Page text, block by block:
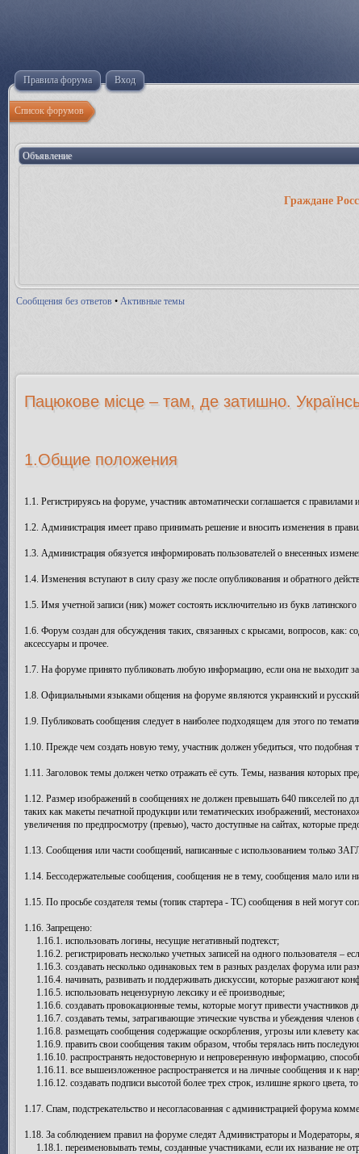
Правила форума Вход
Список форумов
Объявление
Граждане
Сообщения без ответов • Активные темы
Пацюкове місце – там, де затишно.
1.Общие положения
1.1. Регистрируясь на форуме, участник автоматически соглашается с правилами
1.2. Администрация имеет право принимать решение и вносить изменения в
1.3. Администрация обязуется информировать пользователей о внесенных
1.4. Изменения вступают в силу сразу же после опубликования и обратного
1.5. Имя учетной записи (ник) может состоять исключительно из букв
1.6. Форум создан для обсуждения таких, связанных с крысами, вопросов, как:
аксессуары и прочее.
1.7. На форуме принято публиковать любую информацию, если она не выходит
1.8. Официальными языками общения на форуме являются украинский и
1.9. Публиковать сообщения следует в наиболее подходящем для этого по
1.10. Прежде чем создать новую тему, участник должен убедиться, что подобная
1.11. Заголовок темы должен четко отражать её суть. Темы, названия которых
1.12. Размер изображений в сообщениях не должен превышать 640 пикселей по
таких как макеты печатной продукции или тематических изображений,
увеличения по предпросмотру (превью), часто доступные на сайтах, которые
1.13. Сообщения или части сообщений, написанные с использованием только
1.14. Бессодержательные сообщения, сообщения не в тему, сообщения мало или
1.15. По просьбе создателя темы (топик стартера - ТС) сообщения в ней могут
1.16. Запрещено:
1.16.1. использовать логины, несущие негативный подтекст;
1.16.2. регистрировать несколько учетных записей на одного пользователя –
1.16.3. создавать несколько одинаковых тем в разных разделах форума или
1.16.4. начинать, развивать и поддерживать дискуссии, которые разжигают
1.16.5. использовать нецензурную лексику и её производные;
1.16.6. создавать провокационные темы, которые могут привести участников
1.16.7. создавать темы, затрагивающие этические чувства и убеждения
1.16.8. размещать сообщения содержащие оскорбления, угрозы или клевету
1.16.9. править свои сообщения таким образом, чтобы терялась нить
1.16.10. распространять недостоверную и непроверенную информацию,
1.16.11. все вышеизложенное распространяется и на личные сообщения и к
1.16.12. создавать подписи высотой более трех строк, излишне яркого цвета,
1.17. Спам, подстрекательство и несогласованная с администрацией форума
1.18. За соблюдением правил на форуме следят Администраторы и
1.18.1. переименовывать темы, созданные участниками, если их название не